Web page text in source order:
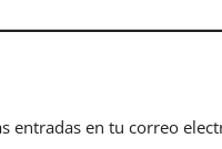
entradas en tu correo